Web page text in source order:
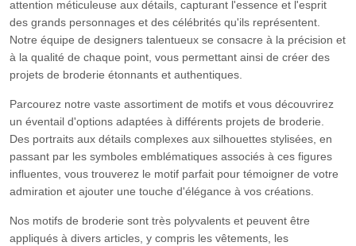
attention méticuleuse aux détails, capturant l'essence et l'esprit
des grands personnages et des célébrités qu'ils représentent.
Notre équipe de designers talentueux se consacre à la précision et
à la qualité de chaque point, vous permettant ainsi de créer des
projets de broderie étonnants et authentiques.
Parcourez notre vaste assortiment de motifs et vous découvrirez
un éventail d'options adaptées à différents projets de broderie.
Des portraits aux détails complexes aux silhouettes stylisées, en
passant par les symboles emblématiques associés à ces figures
influentes, vous trouverez le motif parfait pour témoigner de votre
admiration et ajouter une touche d'élégance à vos créations.
Nos motifs de broderie sont très polyvalents et peuvent être
appliqués à divers articles, y compris les vêtements, les